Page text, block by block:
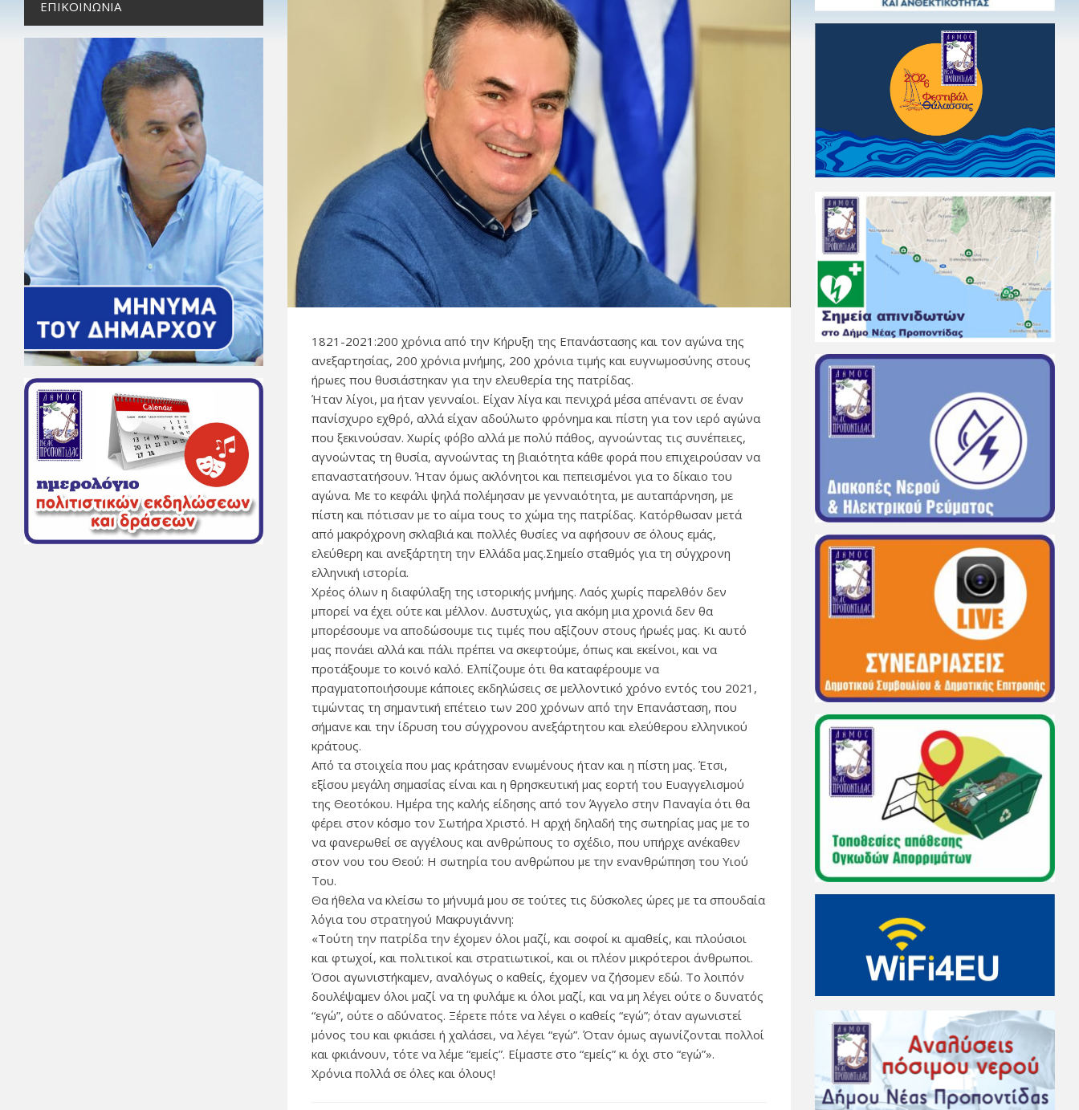
1821-2021:200 χρόνια από την Κήρυξη της Επανάστασης και τον αγώνα της
ανεξαρτησίας, 200 χρόνια μνήμης, 200 χρόνια τιμής και ευγνωμοσύνης στους
ήρωες που θυσιάστηκαν για την ελευθερία της πατρίδας.
Ήταν λίγοι, μα ήταν γενναίοι. Είχαν λίγα και πενιχρά μέσα απέναντι σε έναν
πανίσχυρο εχθρό, αλλά είχαν αδούλωτο φρόνημα και πίστη για τον ιερό αγώνα
που ξεκινούσαν. Χωρίς φόβο αλλά με πολύ πάθος, αγνοώντας τις συνέπειες,
αγνοώντας τη θυσία, αγνοώντας τη βιαιότητα κάθε φορά που επιχειρούσαν να
επαναστατήσουν. Ήταν όμως ακλόνητοι και πεπεισμένοι για το δίκαιο του
αγώνα. Με το κεφάλι ψηλά πολέμησαν με γενναιότητα, με αυταπάρνηση, με
πίστη και πότισαν με το αίμα τους το χώμα της πατρίδας. Κατόρθωσαν μετά
από μακρόχρονη σκλαβιά και πολλές θυσίες να αφήσουν σε όλους εμάς,
ελεύθερη και ανεξάρτητη την Ελλάδα μας.Σημείο σταθμός για τη σύγχρονη
ελληνική ιστορία.
Χρέος όλων η διαφύλαξη της ιστορικής μνήμης. Λαός χωρίς παρελθόν δεν
μπορεί να έχει ούτε και μέλλον. Δυστυχώς, για ακόμη μια χρονιά δεν θα
μπορέσουμε να αποδώσουμε τις τιμές που αξίζουν στους ήρωές μας. Κι αυτό
μας πονάει αλλά και πάλι πρέπει να σκεφτούμε, όπως και εκείνοι, και να
προτάξουμε το κοινό καλό. Ελπίζουμε ότι θα καταφέρουμε να
πραγματοποιήσουμε κάποιες εκδηλώσεις σε μελλοντικό χρόνο εντός του 2021,
τιμώντας τη σημαντική επέτειο των 200 χρόνων από την Επανάσταση, που
σήμανε και την ίδρυση του σύγχρονου ανεξάρτητου και ελεύθερου ελληνικού
κράτους.
Από τα στοιχεία που μας κράτησαν ενωμένους ήταν και η πίστη μας. Έτσι,
εξίσου μεγάλη σημασίας είναι και η θρησκευτική μας εορτή του Ευαγγελισμού
της Θεοτόκου. Ημέρα της καλής είδησης από τον Άγγελο στην Παναγία ότι θα
φέρει στον κόσμο τον Σωτήρα Χριστό. Η αρχή δηλαδή της σωτηρίας μας με το
να φανερωθεί σε αγγέλους και ανθρώπους το σχέδιο, που υπήρχε ανέκαθεν
στον νου του Θεού: Η σωτηρία του ανθρώπου με την ενανθρώπηση του Υιού
Του.
Θα ήθελα να κλείσω το μήνυμά μου σε τούτες τις δύσκολες ώρες με τα σπουδαία
λόγια του στρατηγού Μακρυγιάννη:
«Τούτη την πατρίδα την έχομεν όλοι μαζί, και σοφοί κι αμαθείς, και πλούσιοι
και φτωχοί, και πολιτικοί και στρατιωτικοί, και οι πλέον μικρότεροι άνθρωποι.
Όσοι αγωνιστήκαμεν, αναλόγως ο καθείς, έχομεν να ζήσομεν εδώ. Το λοιπόν
δουλέψαμεν όλοι μαζί να τη φυλάμε κι όλοι μαζί, και να μη λέγει ούτε ο δυνατός
“εγώ”, ούτε ο αδύνατος. Ξέρετε πότε να λέγει ο καθείς “εγώ”; όταν αγωνιστεί
μόνος του και φκιάσει ή χαλάσει, να λέγει “εγώ”. Όταν όμως αγωνίζονται πολλοί
και φκιάνουν, τότε να λέμε “εμείς”. Είμαστε στο “εμείς” κι όχι στο “εγώ”».
Χρόνια πολλά σε όλες και όλους!
ΕΠΙΚΟΙΝΩΝΊΑ